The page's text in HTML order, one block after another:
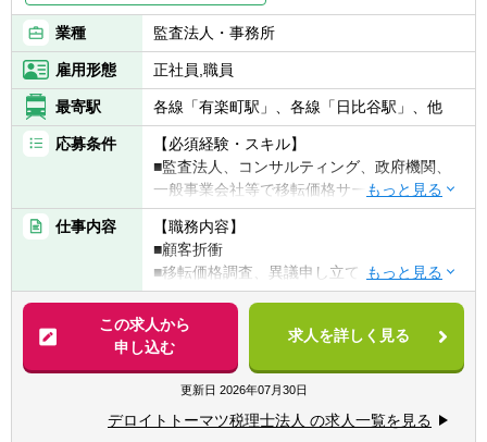
又はアドバイザリー業務の経験がある方
■国税同局での実務経験がある方
■上場企業などの大手企業の国内税務・国際
税務のアドバイザリー業務に興味がある
■クライアントのビジネスに興味を持ち、税
法を継続して勉強する意欲がある方
【歓迎経験・スキル】
〈シニアマネージャー～マネージャー〉
▽以下、一つ以上当てはまる方を希望
■税理士・公認会計士・弁護士資格があれば
尚可
■事業会社で税務業務及びそのプロセス改善
の経験があれば尚可
■Big 4・国内大手会計事務所でのマネージャ
ー業務経験があれば尚可
■大規模法人への関与経験、連結納税、組織
再編のアドバイザリー経験があれば尚可
■プロジェクトマネジメント、チームマネジ
■タックスヘイブン対策税制に関する税務ア
ドバイザリー業務
■税務申告書レビュー又は作成業務
■大手上場企業でのオンサイトサポート業務
業種 監査法人・事務所
雇用形態 正社員,職員
最寄駅 各線「有楽町駅」、各線「日比谷駅」、他
応募条件
【必須経験・スキル】
■監査法人、コンサルティング、政府機関、
一般事業会社等で移転価格サービスに類似し
た業務（監査、コンサルティング、税務、経
理・財務）経験
■経理・会計・財務の知識、又はPM経験
■英語にアレルギーがない方
【歓迎経験・スキル】
■経済学・商学・法学のバックグラウンド
■税理士資格・会計士資格保持者歓迎
【求める人物像】
仕事内容
【職務内容】
■顧客折衝
■移転価格調査、異議申し立て・審査請求に
対するサポート
■移転価格更正リスクの評価
■移転価格ポリシー構築のサポート
■移転価格調査に対する事前準備・文書化
■移転価格に関する事前確認（APA）の取得の
■相互協議関連アドバイス
この求人から
申し込む
求人を詳しく見る
更新日 2026年07月30日
デロイトトーマツ税理士法人 の求人一覧を見る